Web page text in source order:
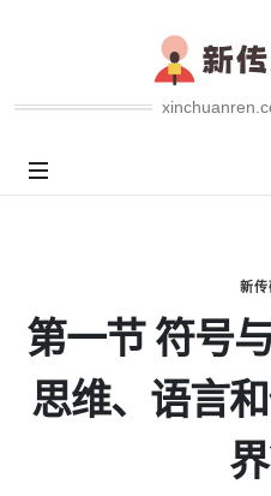
新传
第一节 符号
思维、语言
界